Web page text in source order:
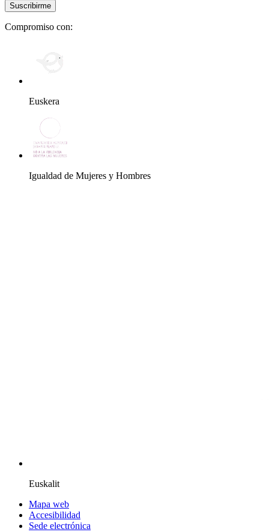
Compromiso con:
Euskera
Igualdad de Mujeres y Hombres
Euskalit
Mapa web
Accesibilidad
Sede electrónica